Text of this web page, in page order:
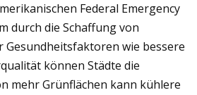
Federal Emergency
durch die Schaffung von
wie bessere
können Städte die
mehr Grünflächen kann kühlere